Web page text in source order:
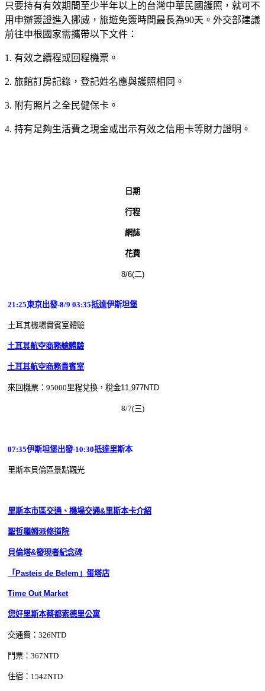
只要持有有效期間至少半年以上的台灣中華民國護照，就可不
用申辦簽證進入挪威，旅遊免簽時間最長為90天。外交部建議
前往申根國家需攜帶以下文件：
1. 有效之續程或回程機票。
2. 旅館訂房記錄，登記姓名應與護照相同。
3. 附有照片之全民健保卡。
4. 持有足夠生活費之現金或出示有效之信用卡等財力證明。
日期
行程
網誌
花費
8/6(二)
21:25東京出發-8/9 03:35抵達伊斯坦堡
土耳其機場貴賓室體驗
土耳其航空商務艙體驗
土耳其航空商務貴賓室
來回機票 ：95000里程兌換，稅金11,977NTD
8/7(三)
07:35伊斯坦堡出發-10:30抵達里斯本
里斯本貝倫區景點觀光
里斯本市區交通、機場交通&里斯本卡介紹
聖哲羅姆派修道院
貝倫塔&發現者紀念碑
「Pasteis de Belem」蛋塔店
Time Out Market
您好里斯本蔡都索德里公寓
交通費：326NTD
門票：367NTD
住宿：1542NTD